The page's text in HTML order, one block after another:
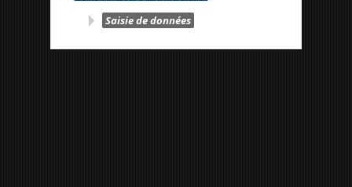
Saisie de données